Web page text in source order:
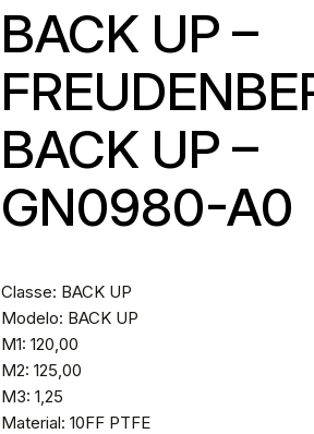
BACK UP –
BACK UP –
GN0980-A0
Classe: BACK UP
Modelo: BACK UP
M1: 120,00
M2: 125,00
M3: 1,25
Material: 10FF PTFE